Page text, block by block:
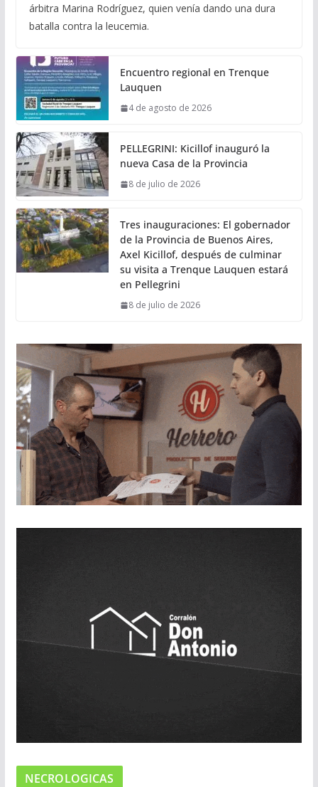
árbitra Marina Rodríguez, quien venía dando una dura
batalla contra la leucemia.
Encuentro regional en Trenque
Lauquen
4 de agosto de 2026
PELLEGRINI: Kicillof inauguró la
nueva Casa de la Provincia
8 de julio de 2026
Tres inauguraciones: El gobernador
de la Provincia de Buenos Aires,
Axel Kicillof, después de culminar
su visita a Trenque Lauquen estará
en Pellegrini
8 de julio de 2026
NECROLOGICAS